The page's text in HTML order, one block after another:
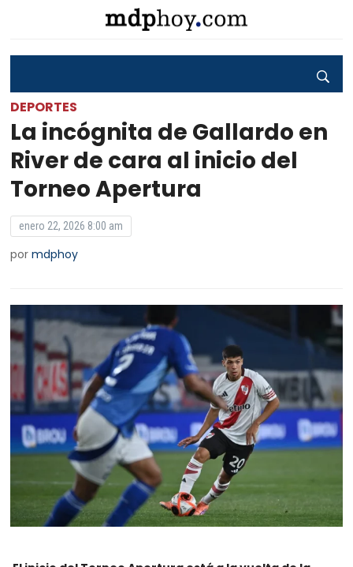
DEPORTES
La incógnita de Gallardo en
River de cara al inicio del
Torneo Apertura
enero 22, 2026 8:00 am
pormdphoy